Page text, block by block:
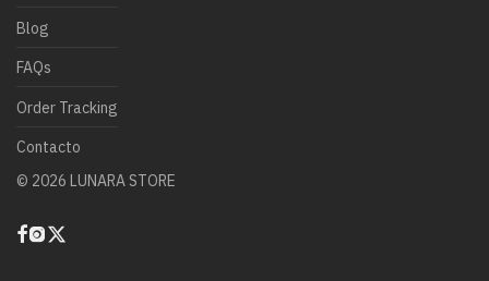
Blog
FAQs
Order Tracking
Contacto
© 2026 LUNARA STORE